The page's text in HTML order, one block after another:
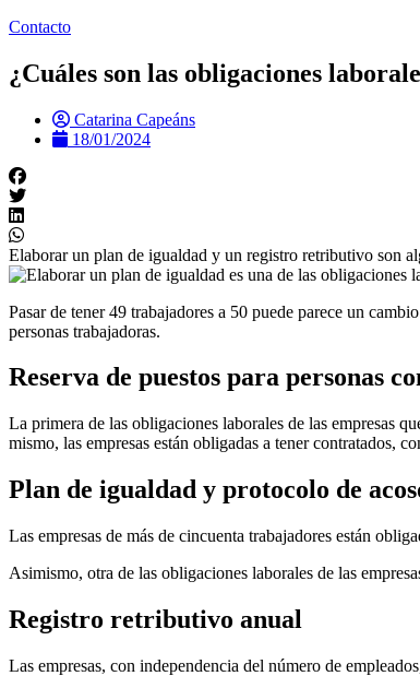
Contacto
¿Cuáles son las obligaciones
Catarina Capeáns
18/01/2024
Elaborar un plan de igualdad y un registro retributivo son
Pasar de tener 49 trabajadores a 50 puede parece un
personas trabajadoras.
Reserva de puestos para personas
La primera de las obligaciones laborales de las empresas
mismo, las empresas están obligadas a tener contratados,
Plan de igualdad y protocolo de
Las empresas de más de cincuenta trabajadores están
Asimismo, otra de las obligaciones laborales de las
Registro retributivo anual
Las empresas, con independencia del número de